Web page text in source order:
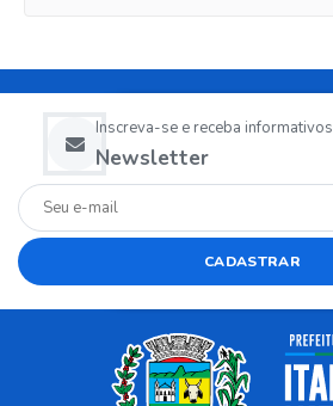
Newsletter
Inscreva-se e receba informativos
CADASTRAR